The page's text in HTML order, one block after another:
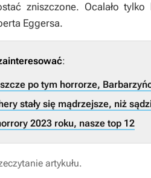
zniszczone. Ocalało
Eggersa.
:
po tym horrorze,
stały się mądrzejsze, niż
2023 roku, nasze top 12
artykułu.